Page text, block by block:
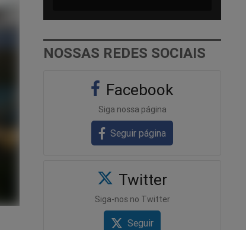
NOSSAS REDES SOCIAIS
Facebook
Siga nossa página
Seguir página
Twitter
Siga-nos no Twitter
Seguir